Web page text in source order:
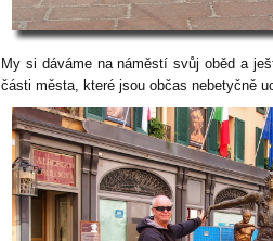
My si dáváme na náměstí svůj oběd a
části města, které jsou občas nebetyčně